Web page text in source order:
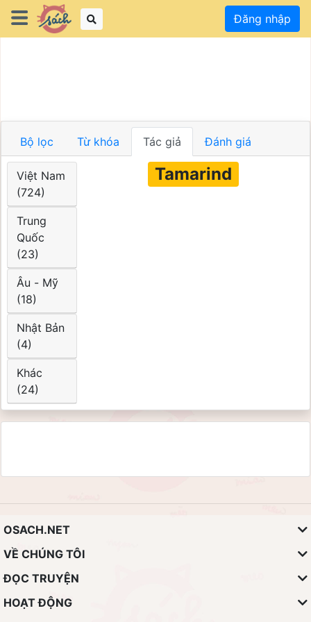
Đăng nhập
Bộ lọc Từ khóa Tác giả Đánh giá
Việt Nam
(724)
Trung
Quốc
(23)
Âu - Mỹ
(18)
Nhật Bản
(4)
Khác
(24)
Tamarind
OSACH.NET
VỀ CHÚNG TÔI
ĐỌC TRUYỆN
HOẠT ĐỘNG